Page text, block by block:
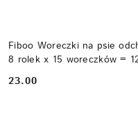
Fiboo Woreczki na psie
8 rolek x 15 woreczków =
Cena:
23.00